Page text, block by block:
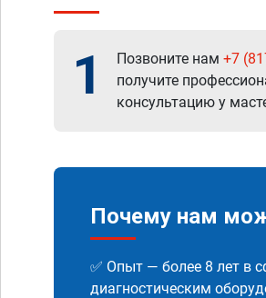
1 Позвоните нам +7
получите
консультацию у
Почему нам
✅ Опыт — более 8 лет в
диагностическим